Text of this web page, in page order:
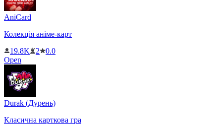
AniCard
Колекція аніме-карт
19.8K
2
0.0
Open
Durak (Дурень)
Класична карткова гра